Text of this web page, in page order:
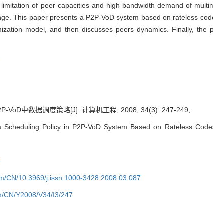
of peer capacities and high bandwidth demand of
This paper presents a P2P-VoD system based on rateless
model, and then discusses peers dynamics. Finally, the
VoD中数据调度策略[J]. 计算机工程, 2008, 34(3): 247-249,.
Policy in P2P-VoD System Based on Rateless
CN/10.3969/j.issn.1000-3428.2008.03.087
CN/Y2008/V34/I3/247